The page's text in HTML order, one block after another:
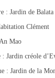
: Jardin de Balata
Clément
Mao
Jardin créole
: Jardin de la